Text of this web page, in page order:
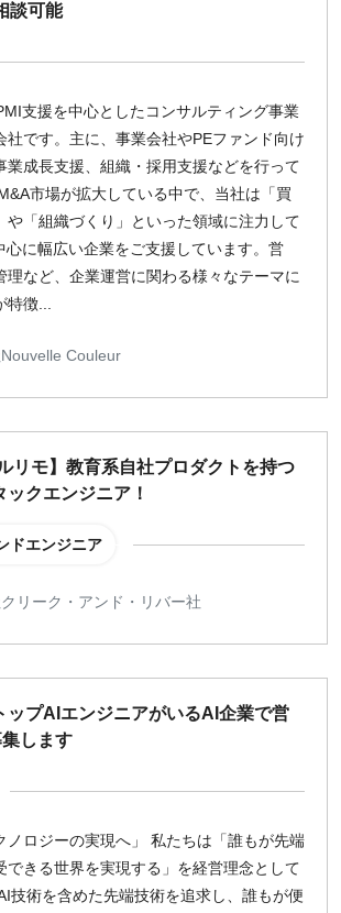
談可能
支援を中心としたコンサルティング事業
社です。主に、事業会社やPEファンド向け
業成長支援、組織・採用支援などを行って
市場が拡大している中で、当社は「買
や「組織づくり」といった領域に注力して
心に幅広い企業をご支援しています。営
理など、企業運営に関わる様々なテーマに
徴...
Couleur
リモ】教育系自社プロダクトを持つ
クエンジニア！
ドエンジニア
リーク・アンド・リバー社
ップAIエンジニアがいるAI企業で営
します
ノロジーの実現へ」 私たちは「誰もが先端
できる世界を実現する」を経営理念として
技術を含めた先端技術を追求し、誰もが便